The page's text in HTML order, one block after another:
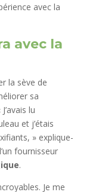
avec la
avec la
la sève de
sa
J’avais lu
et j’étais
» explique-
fournisseur
.
Je me